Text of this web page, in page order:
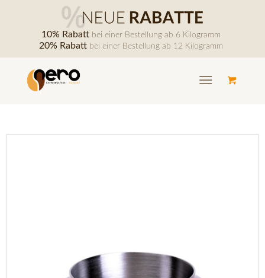
10% Rabatt bei einer Bestellung ab 6 Kilogramm
20% Rabatt bei einer Bestellung ab 12 Kilogramm